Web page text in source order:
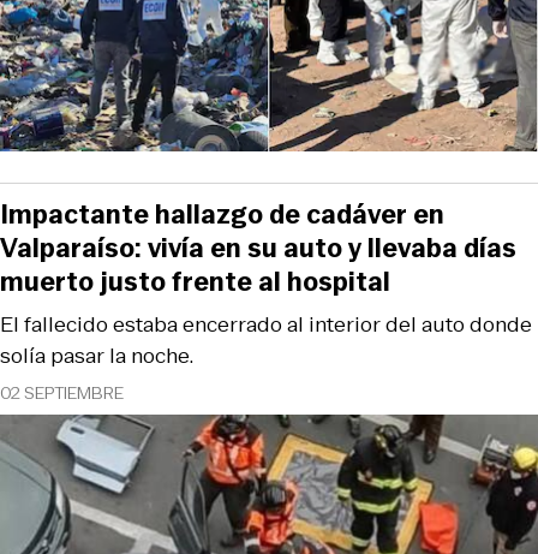
02 SEPTIEMBRE
El fallecido estaba encerrado al interior del auto donde
solía pasar la noche.
Impactante hallazgo de cadáver en
Valparaíso: vivía en su auto y llevaba días
muerto justo frente al hospital